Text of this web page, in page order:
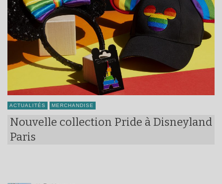
ACTUALITÉS MERCHANDISE
Nouvelle collection Pride à Disneyland
Paris